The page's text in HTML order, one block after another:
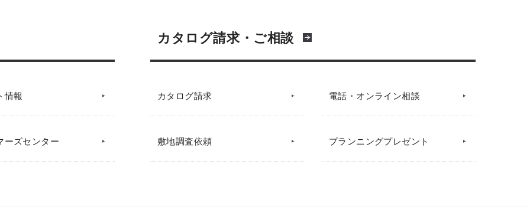
情報
ーズセンター
カタログ請求・ご相談
カタログ請求 電話・オンライン相談
敷地調査依頼 プランニングプレゼント